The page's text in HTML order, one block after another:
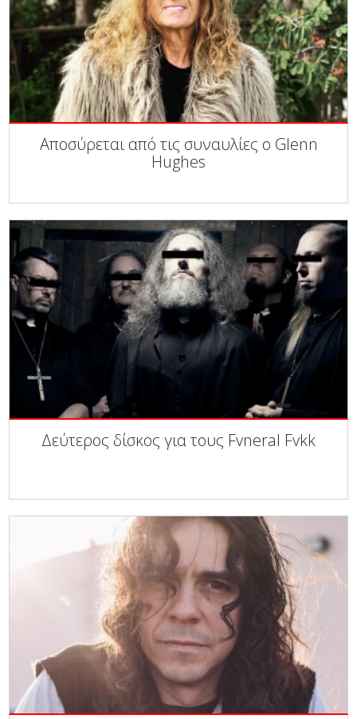
Αποσύρεται από τις συναυλίες ο Glenn
Hughes
Δεύτερος δίσκος για τους Fvneral Fvkk